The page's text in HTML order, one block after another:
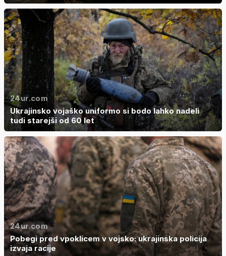
24ur.com
Ukrajinsko vojaško uniformo si bodo lahko nadeli
tudi starejši od 60 let
24ur.com
Pobegi pred vpoklicem v vojsko: ukrajinska policija
izvaja racije